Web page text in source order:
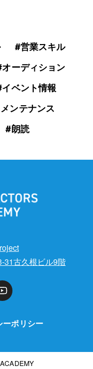
#営業スキル
ーディション
ベント情報
ンテナンス
#朗読
31古久根ビル9階
ーポリシー